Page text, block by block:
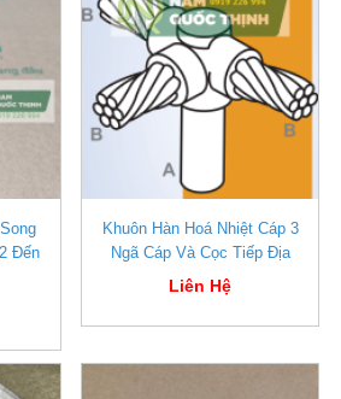
Đến
Khuôn Hàn Hoá Nhiệt Cáp 3
Ngã Cáp Và Cọc Tiếp Địa
Liên Hệ